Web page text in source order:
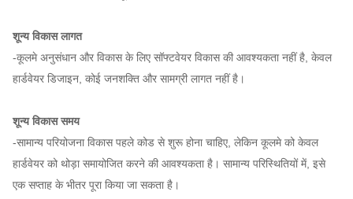
शून्य विकास लागत
-कूलमे अनुसंधान और विकास के लिए सॉफ्टवेयर विकास की आवश्यकता नहीं है, केवल
हार्डवेयर डिजाइन, कोई जनशक्ति और सामग्री लागत नहीं है।
शून्य विकास समय
-सामान्य परियोजना विकास पहले कोड से शुरू होना चाहिए, लेकिन कूलमे को केवल
हार्डवेयर को थोड़ा समायोजित करने की आवश्यकता है। सामान्य परिस्थितियों में, इसे
एक सप्ताह के भीतर पूरा किया जा सकता है।